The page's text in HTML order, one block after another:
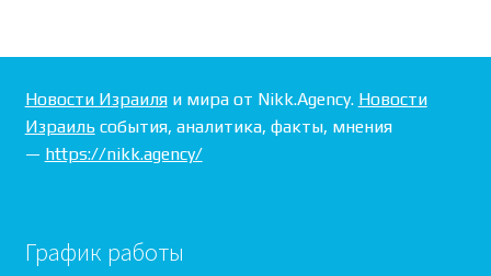
Новости Израиляи мира от Nikk.Agency. Новости
Израильсобытия, аналитика, факты, мнения
— https://nikk.agency/
График работы